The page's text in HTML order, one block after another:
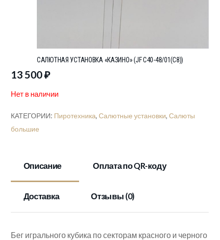
САЛЮТНАЯ УСТАНОВКА «КАЗИНО» (JF C40-48/01(C8))
13 500₽
Нет в наличии
КАТЕГОРИИ: Пиротехника,Салютные установки,Салюты
большие
Описание Оплата по QR-коду
Доставка Отзывы (0)
Бег игрального кубика по секторам красного и черного